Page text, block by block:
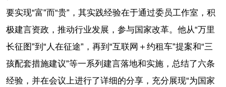
要实现“富”而“贵”，其实践经验在于通过委员工作室，积
极建言资政，推动行业发展，参与国家改革。他从“万里
长征图”到“人在征途”，再到“互联网＋约租车”提案和“三
孩配套措施建议”等一系列建言落地和实施，总结了六条
经验，并在会议上进行了详细的分享，充分展现“为国家